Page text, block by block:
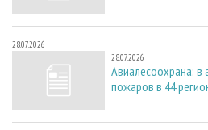
28.07.2026
28.07.2026
Авиалесоохрана: в
пожаров в 44